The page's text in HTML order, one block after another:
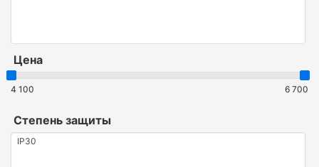
Цена
4 100 6 700
Степень защиты